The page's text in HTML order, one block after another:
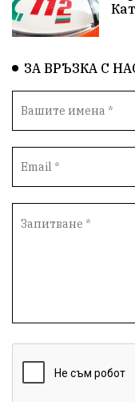
Пътна
Изложба
марихуана
ЗА ВРЪЗКА С